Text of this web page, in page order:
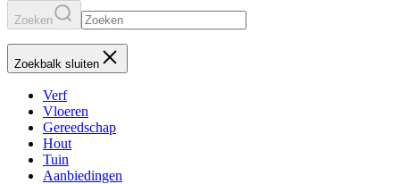
Zoeken
Zoekbalk sluiten
Verf
Vloeren
Gereedschap
Hout
Tuin
Aanbiedingen